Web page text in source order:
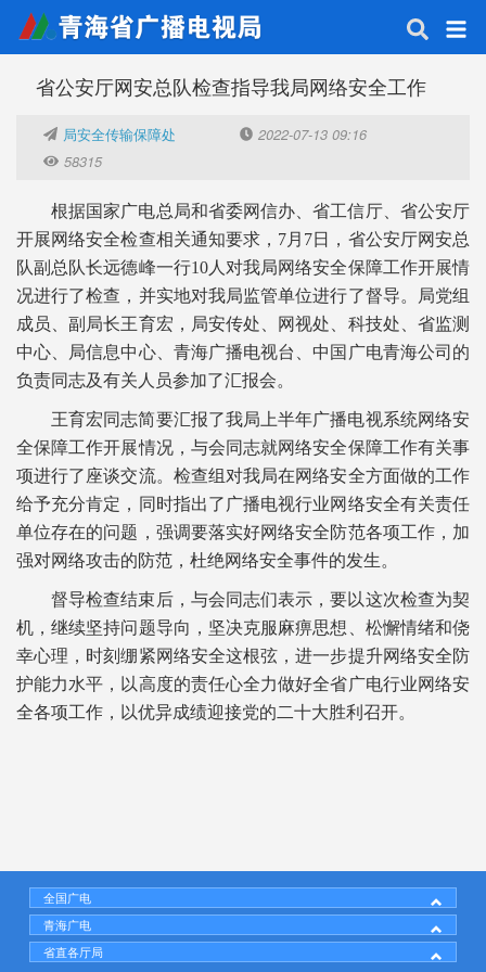
省公安厅网安总队检查指导我局网络安全工作
局安全传输保障处
2022-07-13 09:16
58315
根据国家广电总局和省委网信办、省工信厅、省公安厅
开展网络安全检查相关通知要求，7月7日，省公安厅网安总
队副总队长远德峰一行10人对我局网络安全保障工作开展情
况进行了检查，并实地对我局监管单位进行了督导。局党组
成员、副局长王育宏，局安传处、网视处、科技处、省监测
中心、局信息中心、青海广播电视台、中国广电青海公司的
负责同志及有关人员参加了汇报会。
王育宏同志简要汇报了我局上半年广播电视系统网络安
全保障工作开展情况，与会同志就网络安全保障工作有关事
项进行了座谈交流。检查组对我局在网络安全方面做的工作
给予充分肯定，同时指出了广播电视行业网络安全有关责任
单位存在的问题，强调要落实好网络安全防范各项工作，加
强对网络攻击的防范，杜绝网络安全事件的发生。
督导检查结束后，与会同志们表示，要以这次检查为契
机，继续坚持问题导向，坚决克服麻痹思想、松懈情绪和侥
幸心理，时刻绷紧网络安全这根弦，进一步提升网络安全防
护能力水平，以高度的责任心全力做好全省广电行业网络安
全各项工作，以优异成绩迎接党的二十大胜利召开。
全国广电
青海广电
省直各厅局